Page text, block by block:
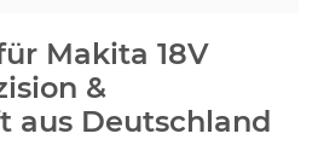
Makita 18V
&
aus Deutschland